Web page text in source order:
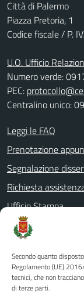
Secondo quanto
Regolamento (UE)
tecnici, che non
di terze parti.
Città di Palermo
Piazza Pretoria, 1
Codice fiscale / P.
U.O. Ufficio
Numero verde:
PEC:
Centralino unico:
Leggi le FAQ
Prenotazione
Segnalazione
Richiesta
Ufficio Stampa
Amministrazione
Albo pretorio
Informativa privacy
Note legali